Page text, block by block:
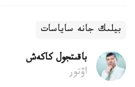
بيلىك جانە ساياسات
باقىتجول كاكەش
اۆتور